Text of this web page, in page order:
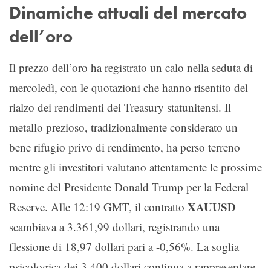
Dinamiche attuali del mercato
dell’oro
Il prezzo dell’oro ha registrato un calo nella seduta di
mercoledì, con le quotazioni che hanno risentito del
rialzo dei rendimenti dei Treasury statunitensi. Il
metallo prezioso, tradizionalmente considerato un
bene rifugio privo di rendimento, ha perso terreno
mentre gli investitori valutano attentamente le prossime
nomine del Presidente Donald Trump per la Federal
Reserve. Alle 12:19 GMT, il contratto XAUUSD
scambiava a 3.361,99 dollari, registrando una
flessione di 18,97 dollari pari a -0,56%. La soglia